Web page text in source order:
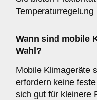
Wann sind mobile
Wahl?
Mobile Klimageräte
erfordern keine
sich gut für kleinere